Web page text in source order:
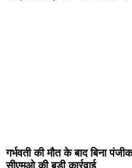
गर्भवती की मौत के बाद बिना
सीएमओ की बड़ी कार्रवाई